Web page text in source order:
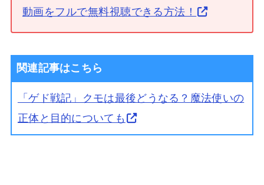
動画をフルで無料視聴できる方法！
関連記事はこちら
「ゲド戦記」クモは最後どうなる？魔法使いの
正体と目的についても